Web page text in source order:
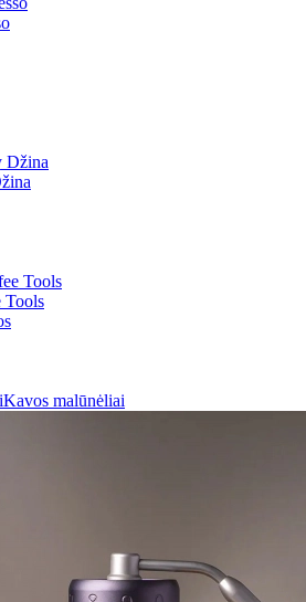
Tools
Kavos malūnėliai